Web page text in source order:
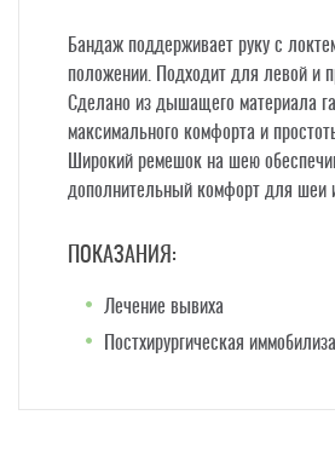
Бандаж поддерживает руку с
положении. Подходит для левой и
Сделано из дышащего материала
максимального комфорта и
Широкий ремешок на шею
дополнительный комфорт для шеи
ПОКАЗАНИЯ:
Лечение вывиха
Постхирургическая